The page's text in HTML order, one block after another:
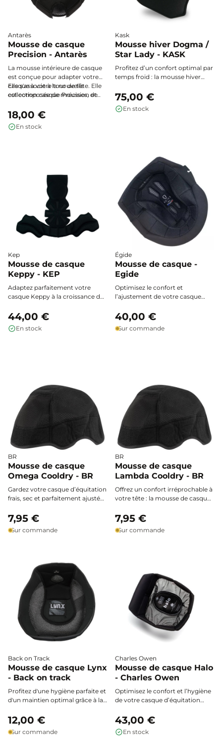
Antarès
Mousse de casque
Precision - Antarès
La mousse intérieure de casque
est conçue pour adapter votre
casque à votre tour de tête. Elle
est composée de mousses, de
confort optimal.
Elle s'associe à la nouvelle
collection casque Précision et
autres modèles de casque
18,00 €
En stock
Kask
Mousse hiver Dogma /
Star Lady - KASK
Profitez d’un confort optimal par
temps froid : la mousse hiver
aux casques KASK Dogma et
Star Lady, avec cache-oreilles
intégré en laine mérinos douce
75,00 €
En stock
Kep
Mousse de casque
Keppy - KEP
Adaptez parfaitement votre
casque Keppy à la croissance de
rembourrage intérieur KEP.
Léger, respirant, amovible et
lavable, il se change facilement
44,00 €
En stock
Égide
Mousse de casque -
Egide
Optimisez le confort et
l’ajustement de votre casque
remplacement matelassée,
respirante et facile à installer,
conçue pour épouser
40,00 €
Sur commande
BR
Mousse de casque
Omega Cooldry - BR
Gardez votre casque d’équitation
frais, sec et parfaitement ajusté
Omega Cooldry BR. Sa doublure
innovante Cooldry® combinée
au mesh assure une ventilation
7,95 €
Sur commande
BR
Mousse de casque
Lambda Cooldry - BR
Offrez un confort irréprochable à
votre tête : la mousse de casque
la ventilation et l’absorption de
l’humidité, pour une fraîcheur
durable et un ajustement parfait
7,95 €
Sur commande
Back on Track
Mousse de casque Lynx
- Back on track
Profitez d'une hygiène parfaite et
d'un maintien optimal grâce à la
Track. Remplacez facilement la
doublure usée de votre casque et
retrouvez tout le confort et la
12,00 €
Sur commande
Charles Owen
Mousse de casque Halo
- Charles Owen
Optimisez le confort et l’hygiène
de votre casque d’équitation
Owen : une doublure respirante
et ultra-douce, conçue pour offrir
un maintien parfait, une
43,00 €
En stock